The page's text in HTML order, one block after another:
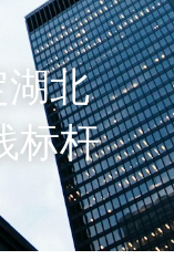
湖北
标杆